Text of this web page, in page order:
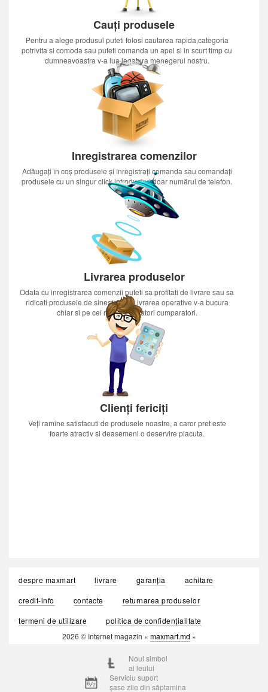
Cauți produsele
Pentru a alege produsul puteti folosi cautarea rapida,categoria
potrivita si comoda sau puteti comanda un apel si in scurt timp cu
dumneavoastra v-a lua legatura menegerul nostru.
Inregistrarea comenzilor
Adăugați în coș produsele și înregistrați comanda sau comandați
produsele cu un singur click introducînd doar numărul de telefon.
Livrarea produselor
Odata cu inregistrarea comenzii puteti sa profitati de livrare sau sa
ridicati produsele de sinestatator.Livrarea operative v-a bucura
chiar si pe cei mai nerabdatori cumparatori.
Clienți fericiți
Veți ramine satisfacuti de produsele noastre, a caror pret este
foarte atractiv si deasemeni o deservire placuta.
despre maxmart livrare garanția
achitare
credit-info
contacte
returnarea produselor
termeni de utilizare
politica de confidențialitate
2026 © Internet magazin « maxmart.md »
Noul simbol
al leului
Serviciu suport
șase zile din săptamina